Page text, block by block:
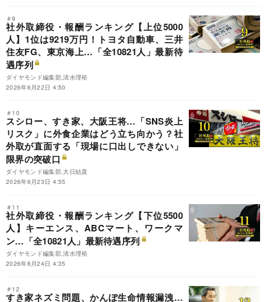
＃9
社外取締役・報酬ランキング【上位5000
人】1位は9219万円！トヨタ自動車、三井
住友FG、東京海上…「全10821人」最新待
遇序列
ダイヤモンド編集部,清水理裕
2026年6月22日 4:50
＃10
スシロー、すき家、大阪王将…「SNS炎上
リスク」に外食企業はどう立ち向かう？社
外取が直面する「現場に口出しできない」
限界の突破口
ダイヤモンド編集部,大日結貴
2026年6月23日 4:55
＃11
社外取締役・報酬ランキング【下位5500
人】キーエンス、ABCマート、ワークマ
ン…「全10821人」最新待遇序列
ダイヤモンド編集部,清水理裕
2026年6月24日 4:35
＃12
すき家ネズミ問題、かんぽ生命情報漏洩…